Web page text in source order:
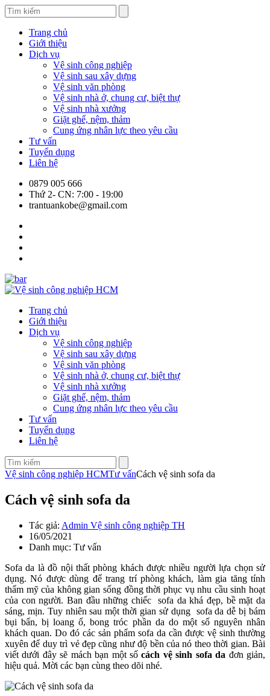
Trang chủ
Giới thiệu
Dịch vụ
Vệ sinh công nghiệp
Vệ sinh sau xây dựng
Vệ sinh văn phòng
Vệ sinh nhà ở, chung cư, biệt thự
Vệ sinh nhà xưởng
Giặt ghế, nệm, thảm
Cung ứng nhân lực theo yêu cầu
Tư vấn
Tuyển dụng
Liên hệ
0879 005 666
Thứ 2- CN: 7:00 - 19:00
trantuankobe@gmail.com
Trang chủ
Giới thiệu
Dịch vụ
Vệ sinh công nghiệp
Vệ sinh sau xây dựng
Vệ sinh văn phòng
Vệ sinh nhà ở, chung cư, biệt thự
Vệ sinh nhà xưởng
Giặt ghế, nệm, thảm
Cung ứng nhân lực theo yêu cầu
Tư vấn
Tuyển dụng
Liên hệ
Vệ sinh công nghiệp HCMTư vấnCách vệ sinh sofa da
Cách vệ sinh sofa da
Tác giả: Admin Vệ sinh công nghiệp TH
16/05/2021
Danh mục: Tư vấn
Sofa da là đồ nội thất phòng khách được nhiều người lựa chọn sử
dụng. Nó được dùng để trang trí phòng khách, làm gia tăng tính
thẩm mỹ của không gian sống đồng thời phục vụ nhu cầu sinh hoạt
của con người. Ban đầu những chiếc sofa da khá đẹp, bề mặt da
sáng, mịn. Tuy nhiên sau một thời gian sử dụng sofa da dễ bị bám
bụi bẩn, bị loang ố, bong tróc phần da do một số nguyên nhân
khách quan. Do đó các sản phẩm sofa da cần được vệ sinh thường
xuyên để duy trì vẻ đẹp cũng như độ bền của nó theo thời gian. Bài
viết dưới đây sẽ mách bạn một sốcách vệ sinh sofa da đơn giản,
hiệu quả. Mời các bạn cùng theo dõi nhé.